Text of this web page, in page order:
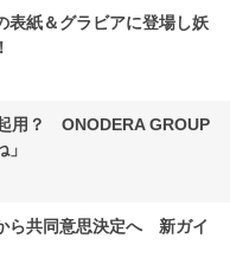
表紙＆グラビアに登場し妖
用？ ONODERA GROUP
ら共同意思決定へ 新ガイ